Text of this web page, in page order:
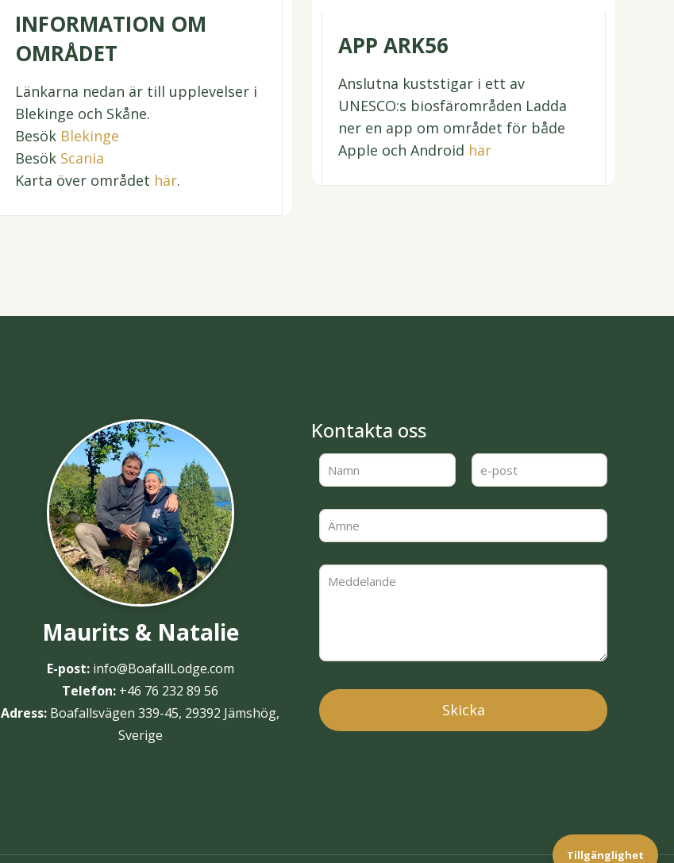
INFORMATION OM
OMRÅDET
Länkarna nedan är till upplevelser i
Blekinge och Skåne.
Besök Blekinge
Besök Scania
Karta över området här.
APP ARK56
Anslutna kuststigar i ett av
UNESCO:s biosfärområden Ladda
ner en app om området för både
Apple och Android här
Tillgänglighet
Maurits & Natalie
E-post:info@BoafallLodge.com
Telefon: +46 76 232 89 56
Adress: Boafallsvägen 339-45, 29392 Jämshög,
Sverige
Kontakta oss